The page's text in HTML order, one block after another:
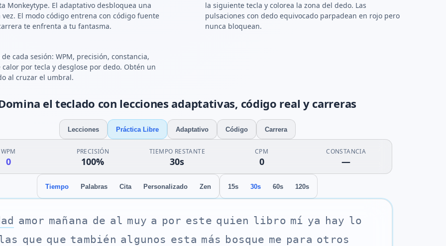
Monkeytype. El adaptativo desbloquea una
vez. El modo código entrena con código fuente
te enfrenta a tu fantasma.
la siguiente tecla y colorea la zona del dedo. Las
pulsaciones con dedo equivocado parpadean en rojo pero
nunca bloquean.
de cada sesión: WPM, precisión, constancia,
calor por tecla y desglose por dedo. Obtén un
al cruzar el umbral.
el teclado con lecciones adaptativas, código real y carreras
Lecciones Práctica Libre Adaptativo Código Carrera
WPM
0
PRECISIÓN
100%
TIEMPO RESTANTE
30s
CPM
0
CONSTANCIA
—
Tiempo Palabras Cita Personalizado Zen 15s 30s 60s 120s
ad amor mañana d e al muy a por este q uien li bro mí ya hay lo
as que que tam bién algunos esta más bosque me pa ra ot ros